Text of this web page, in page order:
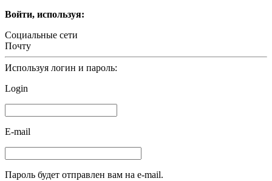
Войти, используя:
Социальные сети
Почту
Используя логин и пароль:
Login
E-mail
Пароль будет отправлен вам на e-mail.